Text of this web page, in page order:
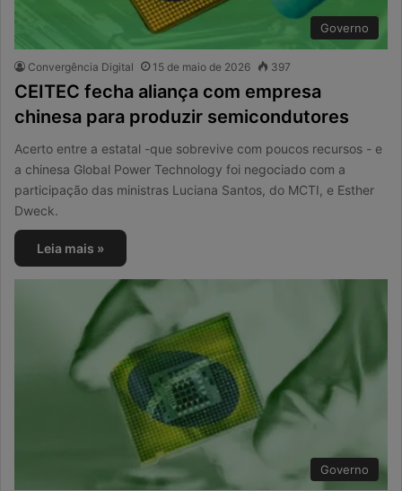
Governo
Convergência Digital 15 de maio de 2026 397
CEITEC fecha aliança com empresa
chinesa para produzir semicondutores
Acerto entre a estatal -que sobrevive com poucos recursos - e
a chinesa Global Power Technology foi negociado com a
participação das ministras Luciana Santos, do MCTI, e Esther
Dweck.
Leia mais »
Governo